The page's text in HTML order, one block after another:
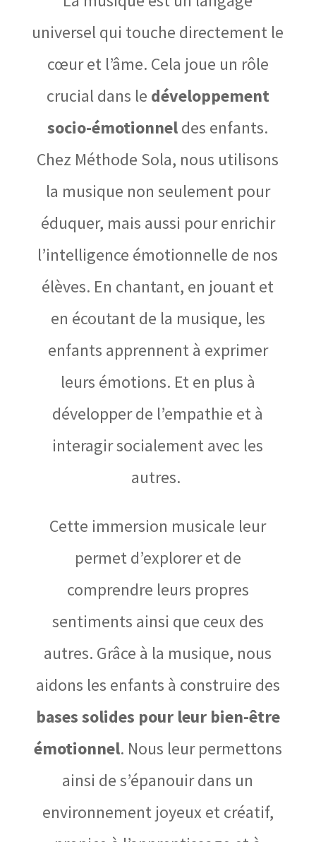
universel qui touche directement le
cœur et l’âme. Cela joue un rôle
crucial dans le développement
socio-émotionneldes enfants.
Chez Méthode Sola, nous utilisons
la musique non seulement pour
éduquer, mais aussi pour enrichir
l’intelligence émotionnelle de nos
élèves. En chantant, en jouant et
en écoutant de la musique, les
enfants apprennent à exprimer
leurs émotions. Et en plus à
développer de l’empathie et à
interagir socialement avec les
autres.
Cette immersion musicale leur
permet d’explorer et de
comprendre leurs propres
sentiments ainsi que ceux des
autres. Grâce à la musique, nous
aidons les enfants à construire des
bases solides pour leur bien-être
émotionnel. Nous leur permettons
ainsi de s’épanouir dans un
environnement joyeux et créatif,